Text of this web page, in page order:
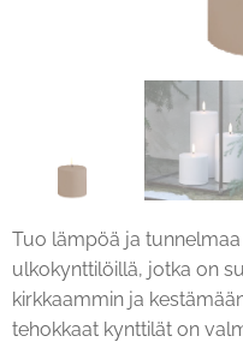
Tuo lämpöä ja
ulkokynttilöillä, jotka on
kirkkaammin ja
tehokkaat kynttilät on